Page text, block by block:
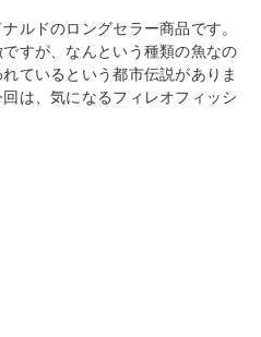
ルドのロングセラー商品です。
すが、なんという種類の魚なの
ているという都市伝説がありま
は、気になるフィレオフィッシ